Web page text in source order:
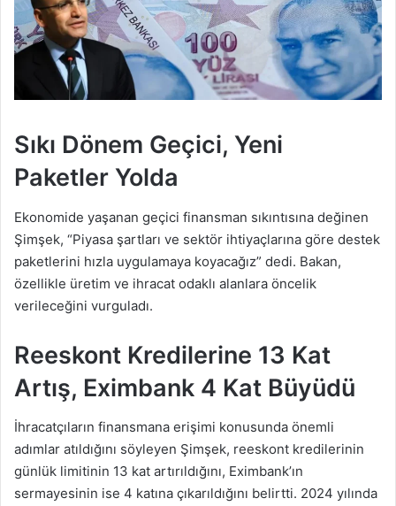
Sıkı Dönem Geçici, Yeni
Paketler Yolda
Ekonomide yaşanan geçici finansman sıkıntısına değinen
Şimşek, “Piyasa şartları ve sektör ihtiyaçlarına göre destek
paketlerini hızla uygulamaya koyacağız” dedi. Bakan,
özellikle üretim ve ihracat odaklı alanlara öncelik
verileceğini vurguladı.
Reeskont Kredilerine 13 Kat
Artış, Eximbank 4 Kat Büyüdü
İhracatçıların finansmana erişimi konusunda önemli
adımlar atıldığını söyleyen Şimşek, reeskont kredilerinin
günlük limitinin 13 kat artırıldığını, Eximbank’ın
sermayesinin ise 4 katına çıkarıldığını belirtti. 2024 yılında